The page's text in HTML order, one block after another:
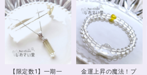
【限定数1】一期一
金運上昇の魔法！プ